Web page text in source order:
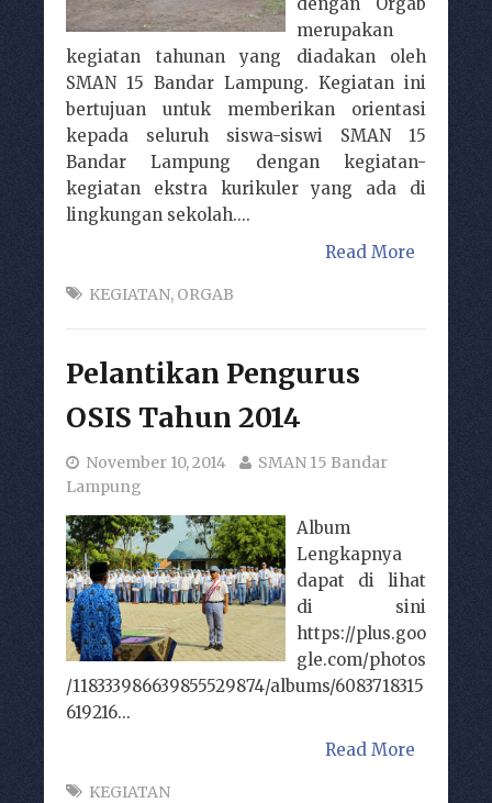
merupakan
kegiatan tahunan yang diadakan oleh
SMAN 15 Bandar Lampung. Kegiatan ini
bertujuan untuk memberikan orientasi
kepada seluruh siswa-siswi SMAN 15
Bandar Lampung dengan kegiatan-
kegiatan ekstra kurikuler yang ada di
lingkungan sekolah....
Read More
KEGIATAN, ORGAB
Pelantikan Pengurus
OSIS Tahun 2014
November 10, 2014
SMAN 15 Bandar
Lampung
Album
Lengkapnya
dapat di lihat
di sini
https://plus.goo
gle.com/photos
/118333986639855529874/albums/6083718315
619216...
Read More
KEGIATAN